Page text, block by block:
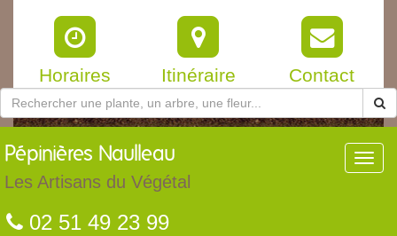
Horaires Itinéraire Contact
Pépinières Naulleau
Les Artisans du Végétal
02 51 49 23 99